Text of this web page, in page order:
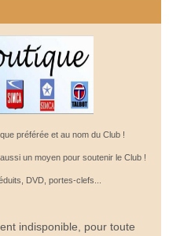
préférée et au nom du Club !
un moyen pour soutenir le Club !
DVD, portes-clefs...
indisponible, pour toute